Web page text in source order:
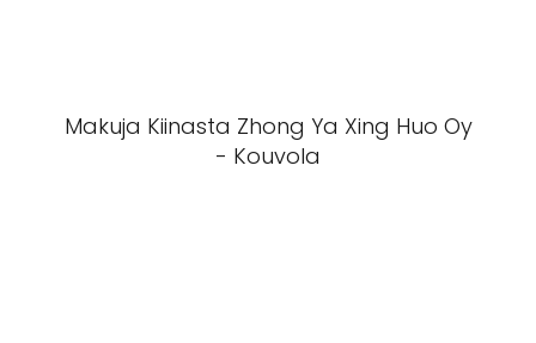
Makuja Kiinasta Zhong Ya Xing Huo Oy
- Kouvola